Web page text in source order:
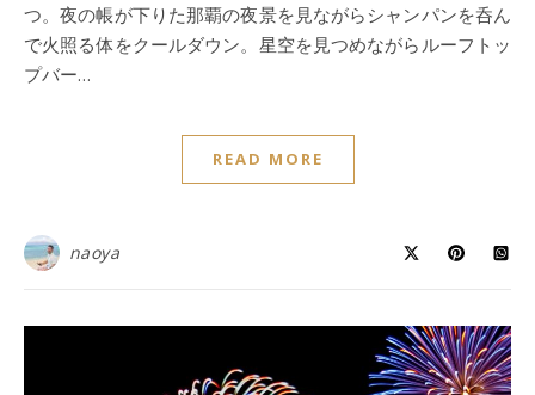
つ。夜の帳が下りた那覇の夜景を見ながらシャンパンを呑ん
で火照る体をクールダウン。星空を見つめながらルーフトッ
プバー…
READ MORE
naoya